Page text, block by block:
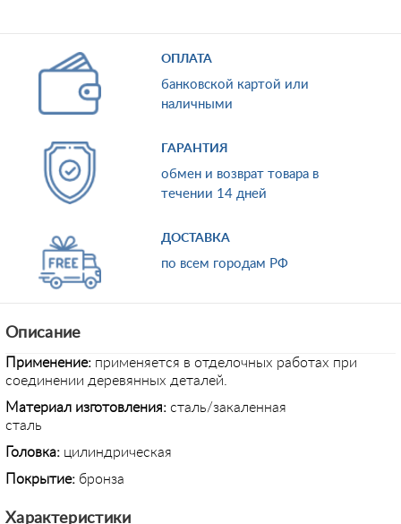
ОПЛАТА
банковской картой или
наличными
ГАРАНТИЯ
обмен и возврат товара в
течении 14 дней
ДОСТАВКА
по всем городам РФ
Описание
Применение: применяется в отделочных работах при
соединении деревянных деталей.
Материал изготовления: сталь/закаленная
сталь
Головка: цилиндрическая
Покрытие: бронза
Характеристики